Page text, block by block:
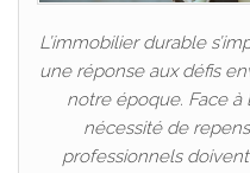
L’immobilier durable
une réponse aux défis
notre époque. Face à
nécessité de
professionnels